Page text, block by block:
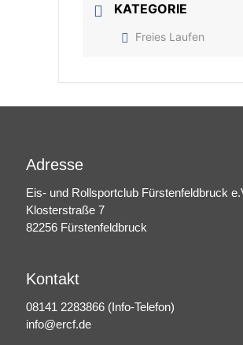
KATEGORIE
Freies Laufen
Adresse
Eis- und Rollsportclub Fürstenfeldbruck
Klosterstraße 7
82256 Fürstenfeldbruck
Kontakt
08141 2283866 (Info-Telefon)
info@ercf.de